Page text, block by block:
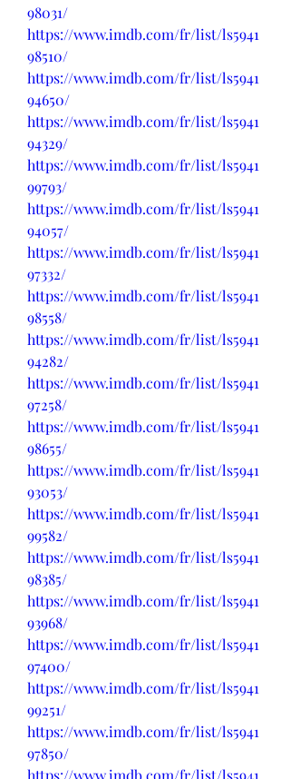
98031/
https://www.imdb.com/fr/list/ls5941
98510/
https://www.imdb.com/fr/list/ls5941
94650/
https://www.imdb.com/fr/list/ls5941
94329/
https://www.imdb.com/fr/list/ls5941
99793/
https://www.imdb.com/fr/list/ls5941
94057/
https://www.imdb.com/fr/list/ls5941
97332/
https://www.imdb.com/fr/list/ls5941
98558/
https://www.imdb.com/fr/list/ls5941
94282/
https://www.imdb.com/fr/list/ls5941
97258/
https://www.imdb.com/fr/list/ls5941
98655/
https://www.imdb.com/fr/list/ls5941
93053/
https://www.imdb.com/fr/list/ls5941
99582/
https://www.imdb.com/fr/list/ls5941
98385/
https://www.imdb.com/fr/list/ls5941
93968/
https://www.imdb.com/fr/list/ls5941
97400/
https://www.imdb.com/fr/list/ls5941
99251/
https://www.imdb.com/fr/list/ls5941
97850/
https://www.imdb.com/fr/list/ls5941